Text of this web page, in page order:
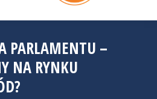
PARLAMENTU –
NA RYNKU